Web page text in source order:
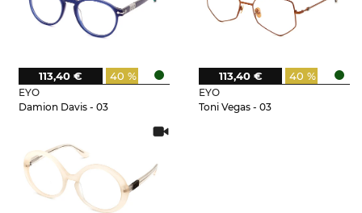
EYO
Damion Davis - 03
40 %
113,40 €
EYO
Toni Vegas - 03
40 %
113,40 €